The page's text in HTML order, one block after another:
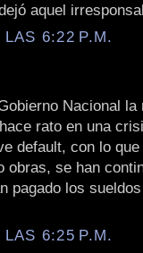
aquel
6:22 P.M.
Nacional la
rato en una
default, con lo
obras, se han
pagado los
6:25 P.M.